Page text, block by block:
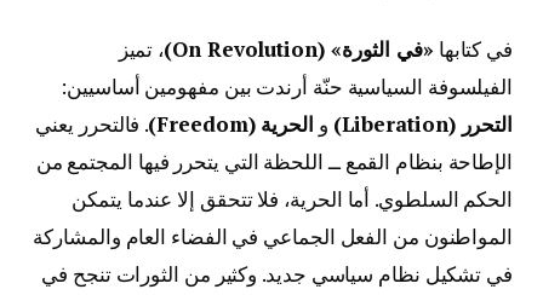
في كتابها «في الثورة» (On Revolution)
، تميز
الفيلسوفة السياسية حنّة أرندت بين مفهومين أساسيين:
التحرر (Liberation)
و الحرية (Freedom)
. فالتحرر يعني
الإطاحة بنظام القمع ــ اللحظة التي يتحرر فيها المجتمع من
الحكم السلطوي. أما الحرية، فلا تتحقق إلا عندما يتمكن
المواطنون من الفعل الجماعي في الفضاء العام والمشاركة
في تشكيل نظام سياسي جديد. وكثير من الثورات تنجح في